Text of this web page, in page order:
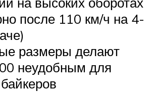
после 110 км/ч на 4-
размеры делают
неудобным для